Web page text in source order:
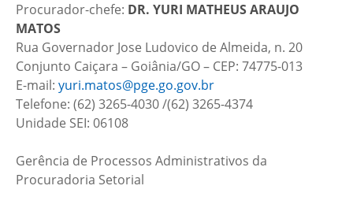
Procurador-chefe: DR. YURI MATHEUS ARAUJO
MATOS
Rua Governador Jose Ludovico de Almeida, n. 20
Conjunto Caiçara – Goiânia/GO – CEP: 74775-013
E-mail: yuri.matos@pge.go.gov.br
Telefone: (62) 3265-4030 /(62) 3265-4374
Unidade SEI: 06108
Gerência de Processos Administrativos da
Procuradoria Setorial